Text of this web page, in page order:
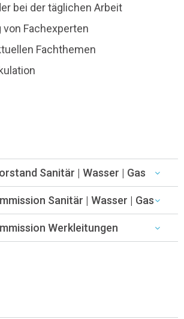
bei der täglichen Arbeit
Fachexperten
Fachthemen
Sanitär | Wasser | Gas
Sanitär | Wasser | Gas
Werkleitungen